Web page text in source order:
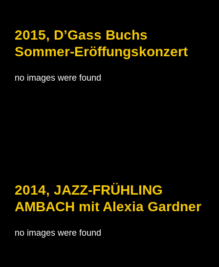
2015, D’Gass Buchs
Sommer-Eröffungskonzert
no images were found
2014, JAZZ-FRÜHLING
AMBACH mit Alexia Gardner
no images were found